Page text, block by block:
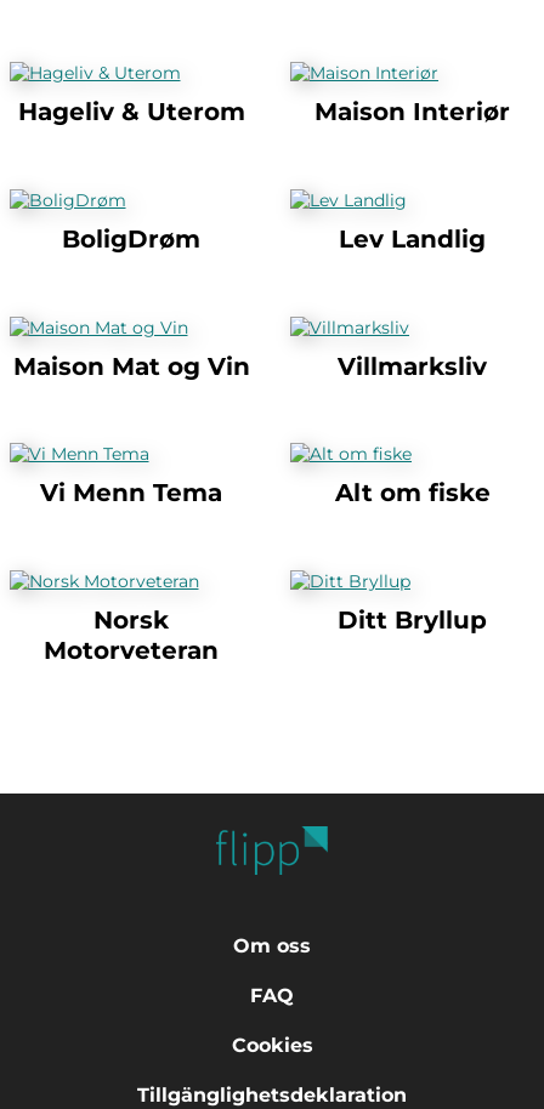
Hageliv & Uterom Maison Interiør
BoligDrøm Lev Landlig
Maison Mat og Vin Villmarksliv
Vi Menn Tema Alt om fiske
Norsk
Motorveteran
Ditt Bryllup
Om oss
FAQ
Cookies
Tillgänglighetsdeklaration